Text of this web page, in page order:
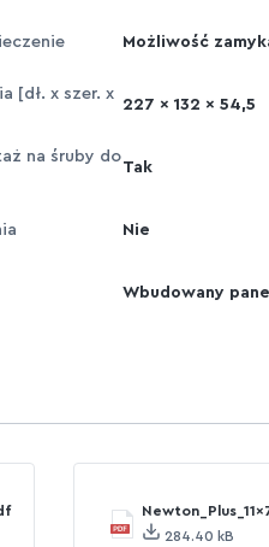
Możliwość
[dł. x szer. x
227 x 132 x 54,5
na śruby do
Tak
Nie
Wbudowany
284.40 kB